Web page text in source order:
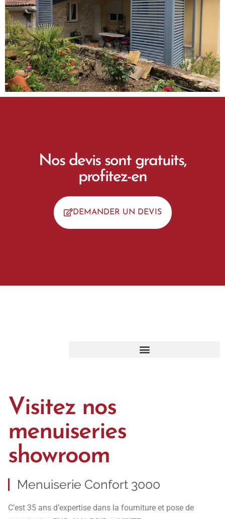
Nos devis sont gratuits,
profitez-en
DEMANDER UN DEVIS
Visitez nos
menuiseries
showroom
Menuiserie Confort 3000
C’est 35 ans d’expertise dans la fourniture et pose de